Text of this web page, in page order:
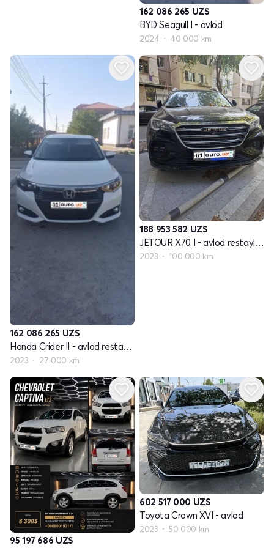
162 086 265 UZS
BYD Seagull I - avlod
2024 40 000 km
162 086 265 UZS
Honda Crider II - avlod restayling
2023 27 000 km
188 953 582 UZS
JETOUR X70 I - avlod restayling 2
2023 100 000 km
95 197 686 UZS
602 517 000 UZS
Toyota Crown XVI - avlod
2023 50 000 km